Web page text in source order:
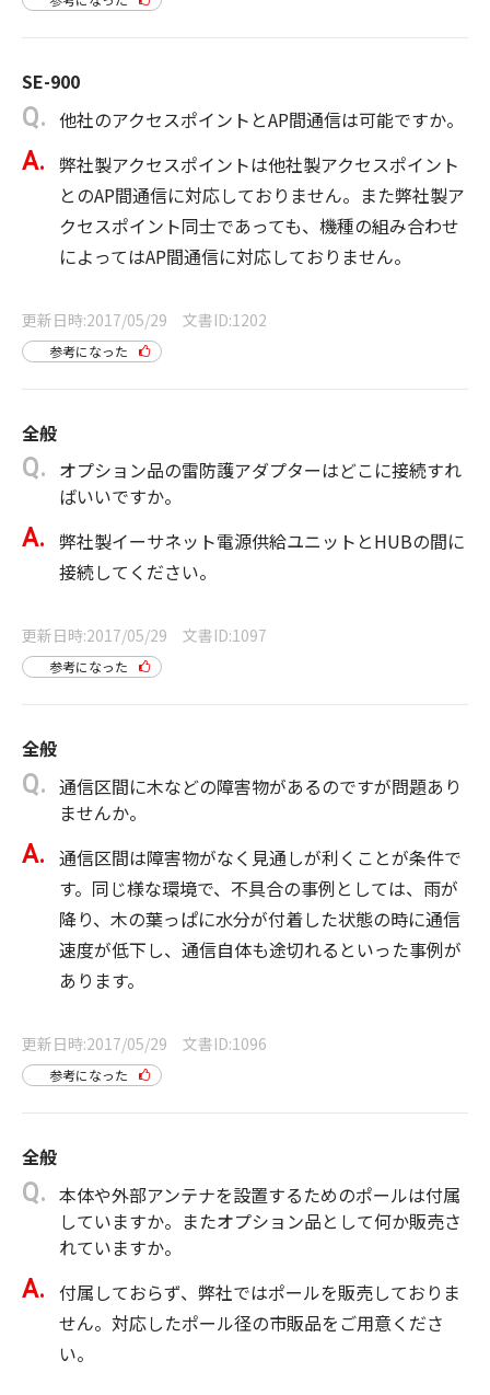
SE-900
他社のアクセスポイントとAP間通信は可能ですか。
弊社製アクセスポイントは他社製アクセスポイント
とのAP間通信に対応しておりません。また弊社製ア
クセスポイント同士であっても、機種の組み合わせ
によってはAP間通信に対応しておりません。
更新日時 2017/05/29 文書ID 1202
参考になった
全般
オプション品の雷防護アダプターはどこに接続すれ
ばいいですか。
弊社製イーサネット電源供給ユニットとHUBの間に
接続してください。
更新日時 2017/05/29 文書ID 1097
参考になった
全般
通信区間に木などの障害物があるのですが問題あり
ませんか。
通信区間は障害物がなく見通しが利くことが条件で
す。同じ様な環境で、不具合の事例としては、雨が
降り、木の葉っぱに水分が付着した状態の時に通信
速度が低下し、通信自体も途切れるといった事例が
あります。
更新日時 2017/05/29 文書ID 1096
参考になった
全般
本体や外部アンテナを設置するためのポールは付属
していますか。またオプション品として何か販売さ
れていますか。
付属しておらず、弊社ではポールを販売しておりま
せん。対応したポール径の市販品をご用意くださ
い。